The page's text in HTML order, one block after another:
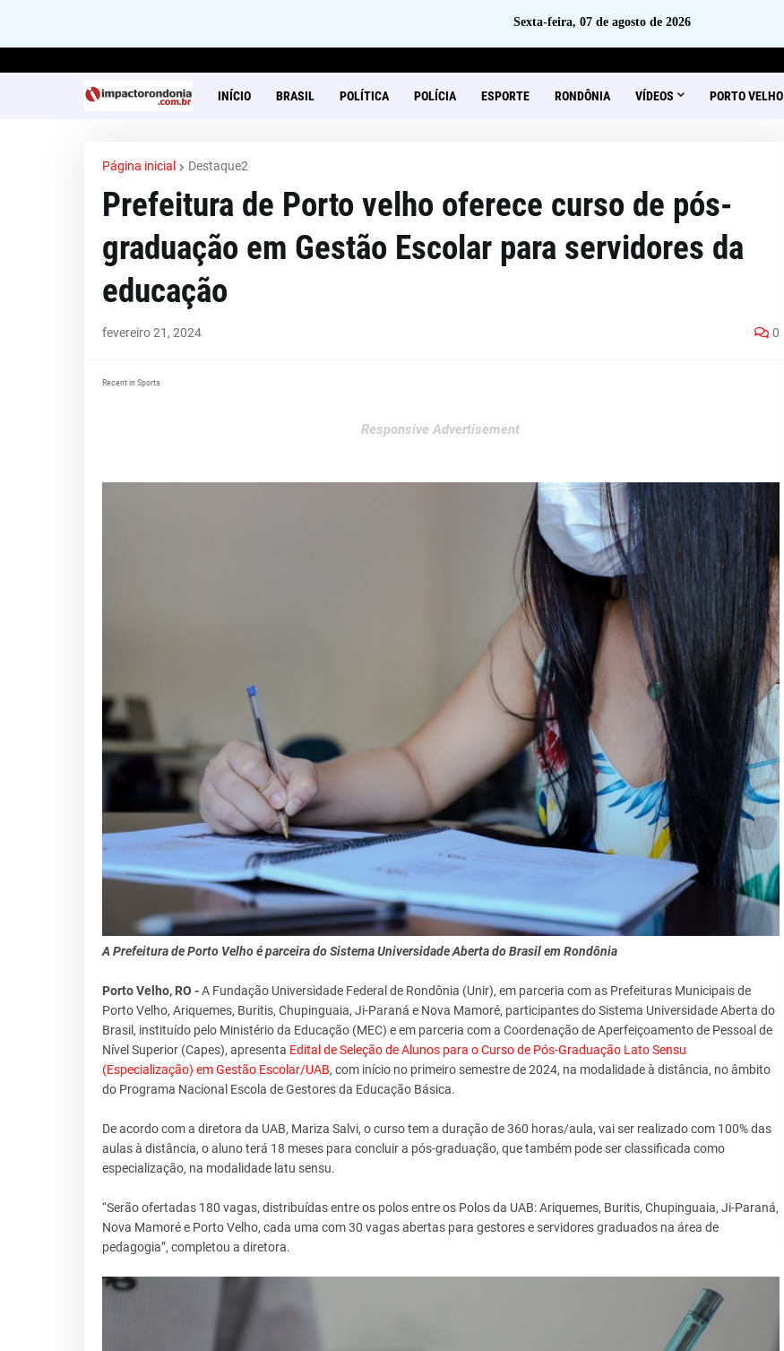
Sexta-feira, 07 de agosto de 2026
INÍCIO BRASIL POLÍTICA POLÍCIA ESPORTE RONDÔNIA VÍDEOS PORTO VELHO
Página inicial Destaque2
Prefeitura de Porto velho oferece curso de pós-
graduação em Gestão Escolar para servidores da
educação
fevereiro 21, 2024 0
Recent in Sports
Responsive Advertisement
A Prefeitura de Porto Velho é parceira do Sistema Universidade Aberta do Brasil em Rondônia
Porto Velho, RO -A Fundação Universidade Federal de Rondônia (Unir), em parceria com as Prefeituras Municipais de
Porto Velho, Ariquemes, Buritis, Chupinguaia, Ji-Paraná e Nova Mamoré, participantes do Sistema Universidade Aberta do
Brasil, instituído pelo Ministério da Educação (MEC) e em parceria com a Coordenação de Aperfeiçoamento de Pessoal de
Nível Superior (Capes), apresenta Edital de Seleção de Alunos para o Curso de Pós-Graduação Lato Sensu
(Especialização) em Gestão Escolar/UAB, com início no primeiro semestre de 2024, na modalidade à distância, no âmbito
do Programa Nacional Escola de Gestores da Educação Básica.
De acordo com a diretora da UAB, Mariza Salvi, o curso tem a duração de 360 horas/aula, vai ser realizado com 100% das
aulas à distância, o aluno terá 18 meses para concluir a pós-graduação, que também pode ser classificada como
especialização, na modalidade latu sensu.
“Serão ofertadas 180 vagas, distribuídas entre os polos entre os Polos da UAB: Ariquemes, Buritis, Chupinguaia, Ji-Paraná,
Nova Mamoré e Porto Velho, cada uma com 30 vagas abertas para gestores e servidores graduados na área de
pedagogia”, completou a diretora.